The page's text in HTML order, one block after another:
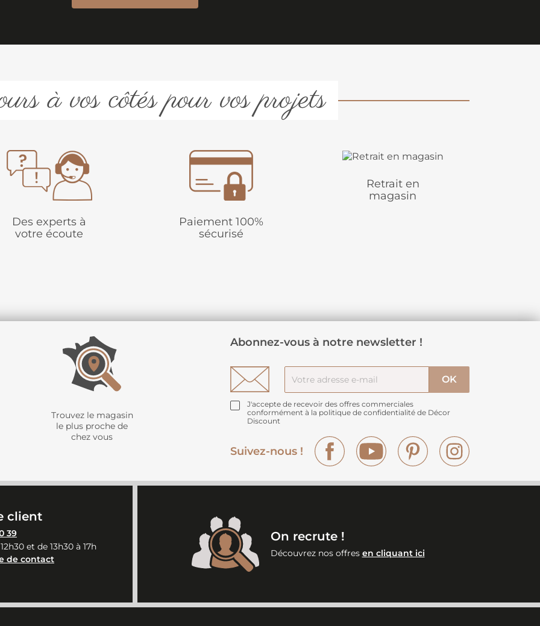
à vos côtés pour vos projets
Des experts à
votre écoute
Paiement 100%
sécurisé
Retrait en
magasin
Trouvez le magasin
le plus proche de
chez vous
Abonnez-vous à notre newsletter !
J'accepte de recevoir des offres commerciales
conformément à la politique de confidentialité de Décor
Discount
Suivez-nous !
Facebook YouTube Pinterest
client
39
et de 13h30 à 17h
de contact
On recrute !
Découvrez nos offres en cliquant ici